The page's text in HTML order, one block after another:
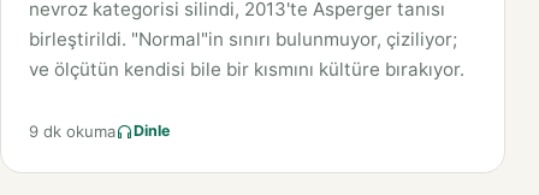
nevroz kategorisi silindi, 2013'te Asperger tanısı
birleştirildi. "Normal"in sınırı bulunmuyor, çiziliyor;
ve ölçütün kendisi bile bir kısmını kültüre bırakıyor.
9 dk okuma Dinle